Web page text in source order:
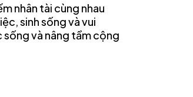
nhân tài cùng nhau
sinh sống và vui
và nâng tầm cộng